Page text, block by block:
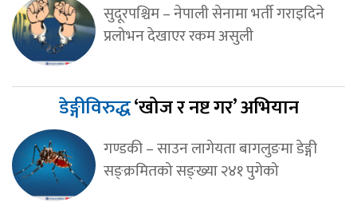
सुदूरपश्चिम – नेपाली सेनामा भर्ती गराइदिने
प्रलोभन देखाएर रकम असुली
डेङ्गीविरुद्ध‘खोज र नष्ट गर’ अभियान
गण्डकी – साउन लागेयता बागलुङमा डेङ्गी
सङ्क्रमितको सङ्ख्या २४१ पुगेको